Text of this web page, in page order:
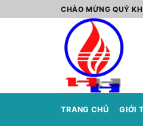
to
CHÀO MỪNG QUÝ
TRANG CHỦ GIỚI